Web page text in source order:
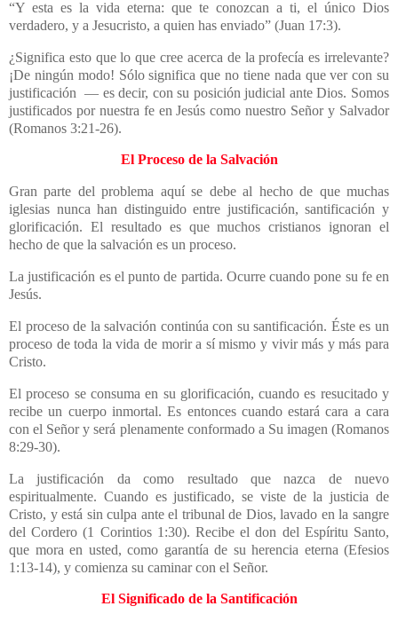
“Y esta es la vida eterna: que te conozcan a ti, el único Dios
verdadero, y a Jesucristo, a quien has enviado” (Juan 17:3).
¿Significa esto que lo que cree acerca de la profecía es irrelevante?
¡De ningún modo! Sólo significa que no tiene nada que ver con su
justificación — es decir, con su posición judicial ante Dios. Somos
justificados por nuestra fe en Jesús como nuestro Señor y Salvador
(Romanos 3:21-26).
El Proceso de la Salvación
Gran parte del problema aquí se debe al hecho de que muchas
iglesias nunca han distinguido entre justificación, santificación y
glorificación. El resultado es que muchos cristianos ignoran el
hecho de que la salvación es un proceso.
La justificación es el punto de partida. Ocurre cuando pone su fe en
Jesús.
El proceso de la salvación continúa con su santificación. Éste es un
proceso de toda la vida de morir a sí mismo y vivir más y más para
Cristo.
El proceso se consuma en su glorificación, cuando es resucitado y
recibe un cuerpo inmortal. Es entonces cuando estará cara a cara
con el Señor y será plenamente conformado a Su imagen (Romanos
8:29-30).
La justificación da como resultado que nazca de nuevo
espiritualmente. Cuando es justificado, se viste de la justicia de
Cristo, y está sin culpa ante el tribunal de Dios, lavado en la sangre
del Cordero (1 Corintios 1:30). Recibe el don del Espíritu Santo,
que mora en usted, como garantía de su herencia eterna (Efesios
1:13-14), y comienza su caminar con el Señor.
El Significado de la Santificación